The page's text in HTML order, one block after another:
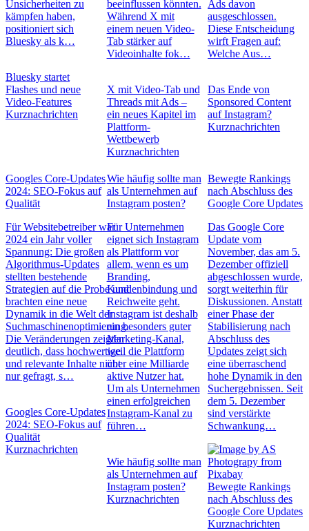
Unsicherheiten zu
kämpfen haben,
positioniert sich
Bluesky als k…
Bluesky startet
Flashes und neue
Video-Features
Kurznachrichten
beeinflussen könnten.
Während X mit
einem neuen Video-
Tab stärker auf
Videoinhalte fok…
X mit Video-Tab und
Threads mit Ads –
ein neues Kapitel im
Plattform-
Wettbewerb
Kurznachrichten
Ads davon
ausgeschlossen.
Diese Entscheidung
wirft Fragen auf:
Welche Aus…
Das Ende von
Sponsored Content
auf Instagram?
Kurznachrichten
Googles Core-Updates
2024: SEO-Fokus auf
Qualität
Für Websitebetreiber war
2024 ein Jahr voller
Spannung: Die großen
Algorithmus-Updates
stellten bestehende
Strategien auf die Probe und
brachten eine neue
Dynamik in die Welt der
Suchmaschinenoptimierung.
Die Veränderungen zeigten
deutlich, dass hochwertige
und relevante Inhalte nicht
nur gefragt, s…
Googles Core-Updates
2024: SEO-Fokus auf
Qualität
Kurznachrichten
Wie häufig sollte man
als Unternehmen auf
Instagram posten?
Für Unternehmen
eignet sich Instagram
als Plattform vor
allem, wenn es um
Branding,
Kundenbindung und
Reichweite geht.
Instagram ist deshalb
ein besonders guter
Marketing-Kanal,
weil die Plattform
über eine Milliarde
aktive Nutzer hat.
Um als Unternehmen
einen erfolgreichen
Instagram-Kanal zu
führen…
Wie häufig sollte man
als Unternehmen auf
Instagram posten?
Kurznachrichten
Bewegte Rankings
nach Abschluss des
Google Core Updates
Das Google Core
Update vom
November, das am 5.
Dezember offiziell
abgeschlossen wurde,
sorgt weiterhin für
Diskussionen. Anstatt
einer Phase der
Stabilisierung nach
Abschluss des
Updates zeigt sich
eine überraschend
hohe Dynamik in den
Suchergebnissen. Seit
dem 5. Dezember
sind verstärkte
Schwankung…
Bewegte Rankings
nach Abschluss des
Google Core Updates
Kurznachrichten